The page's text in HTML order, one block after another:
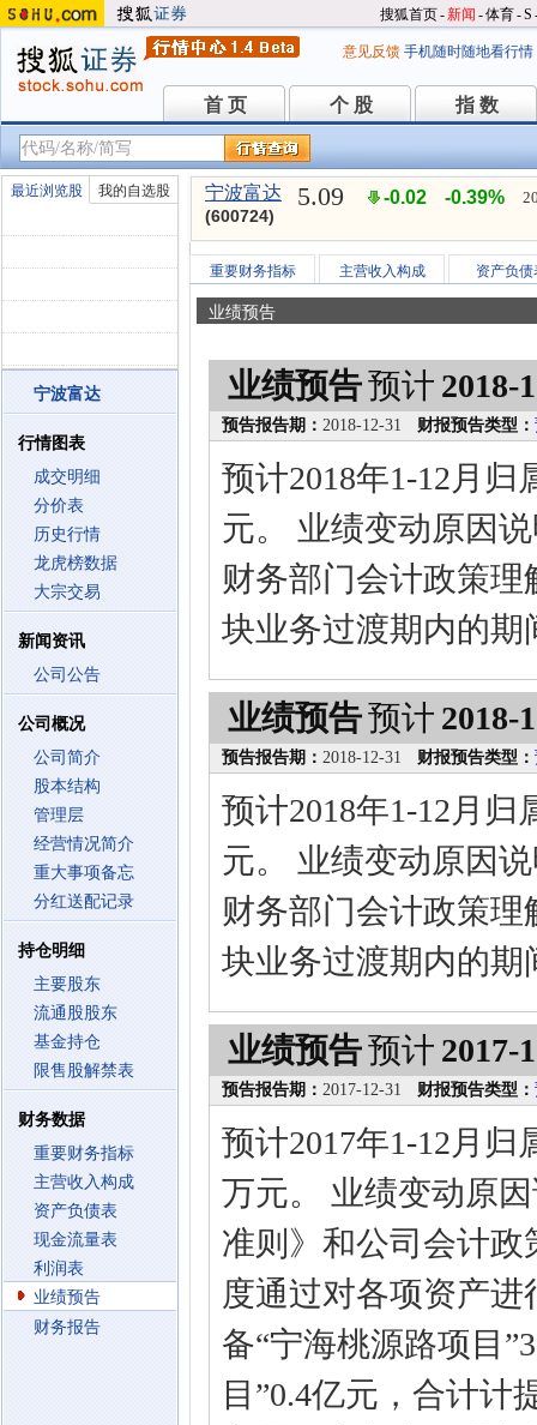
搜狐首页-新闻 -体育-S
意见反馈 手机随时随地看行情
首 页
首 页 个 股
个 股 指 数
指 数
最近浏览股 我的自选股
宁波富达
行情图表
成交明细
分价表
历史行情
龙虎榜数据
大宗交易
新闻资讯
公司公告
公司概况
公司简介
股本结构
管理层
经营情况简介
重大事项备忘
分红送配记录
持仓明细
主要股东
流通股股东
基金持仓
限售股解禁表
财务数据
重要财务指标
主营收入构成
资产负债表
现金流量表
利润表
业绩预告
财务报告
宁波富达
(600724)
5.09 -0.02 -0.39%
重要财务指标 主营收入构成 资产负债
业绩预告
业绩预告预计 2018-
预告报告期： 2018-12-31 财报预告类型：
预计2018年1-12月
元。 业绩变动原因
财务部门会计政策
块业务过渡期内的期
业绩预告预计 2018-
预告报告期： 2018-12-31 财报预告类型：
预计2018年1-12月
元。 业绩变动原因
财务部门会计政策
块业务过渡期内的期
业绩预告预计 2017-
预告报告期： 2017-12-31 财报预告类型：
预计2017年1-12月归
万元。 业绩变动原
准则》和公司会计政
度通过对各项资产
备“宁海桃源路项目
目”0.4亿元，合计计